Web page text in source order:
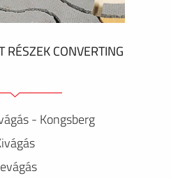
RÉSZEK CONVERTING
- Kongsberg